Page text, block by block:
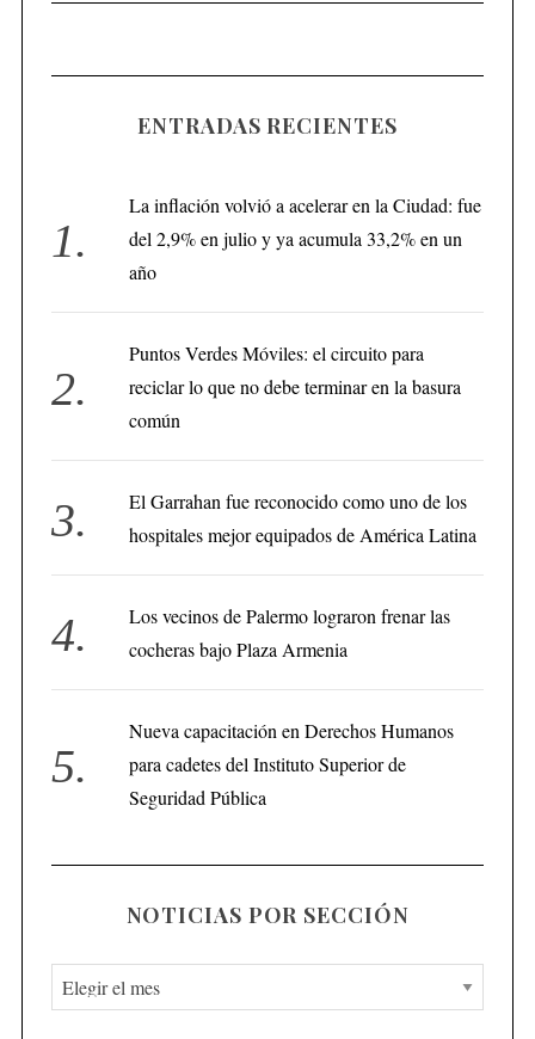
ENTRADAS RECIENTES
La inflación volvió a acelerar en la Ciudad: fue
del 2,9% en julio y ya acumula 33,2% en un
año
Puntos Verdes Móviles: el circuito para
reciclar lo que no debe terminar en la basura
común
El Garrahan fue reconocido como uno de los
hospitales mejor equipados de América Latina
Los vecinos de Palermo lograron frenar las
cocheras bajo Plaza Armenia
Nueva capacitación en Derechos Humanos
para cadetes del Instituto Superior de
Seguridad Pública
NOTICIAS POR SECCIÓN
N
o